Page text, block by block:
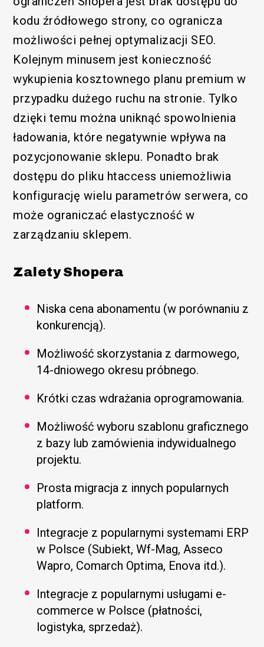
kodu źródłowego strony, co ogranicza
możliwości pełnej optymalizacji SEO.
Kolejnym minusem jest konieczność
wykupienia kosztownego planu premium w
przypadku dużego ruchu na stronie. Tylko
dzięki temu można uniknąć spowolnienia
ładowania, które negatywnie wpływa na
pozycjonowanie sklepu. Ponadto brak
dostępu do pliku htaccess uniemożliwia
konfigurację wielu parametrów serwera, co
może ograniczać elastyczność w
zarządzaniu sklepem.
Zalety Shopera
Niska cena abonamentu (w porównaniu z
konkurencją).
Możliwość skorzystania z darmowego,
14-dniowego okresu próbnego.
Krótki czas wdrażania oprogramowania.
Możliwość wyboru szablonu graficznego
z bazy lub zamówienia indywidualnego
projektu.
Prosta migracja z innych popularnych
platform.
Integracje z popularnymi systemami ERP
w Polsce (Subiekt, Wf-Mag, Asseco
Wapro, Comarch Optima, Enova itd.).
Integracje z popularnymi usługami e-
commerce w Polsce (płatności,
logistyka, sprzedaż).